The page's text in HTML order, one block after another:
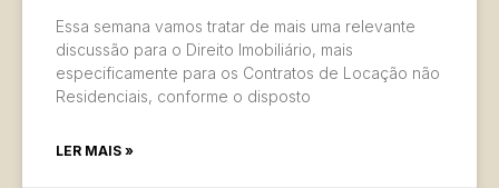
Essa semana vamos tratar de mais uma relevante
discussão para o Direito Imobiliário, mais
especificamente para os Contratos de Locação não
Residenciais, conforme o disposto
LER MAIS »